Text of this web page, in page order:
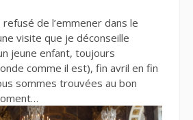
refusé de l’emmener dans le
visite que je déconseille
jeune enfant, toujours
comme il est), fin avril en fin
sommes trouvées au bon